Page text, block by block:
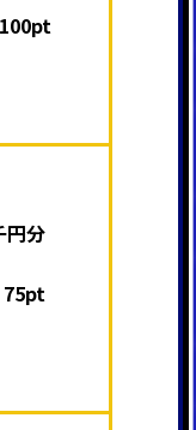
円分